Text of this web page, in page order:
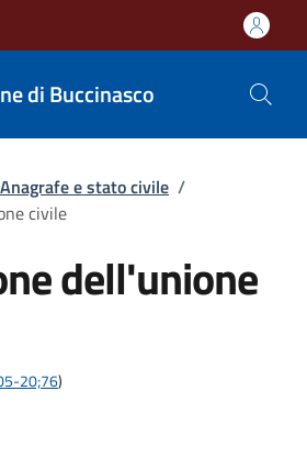
di Buccinasco
Anagrafe e stato civile /
civile
dell'unione
20;76)